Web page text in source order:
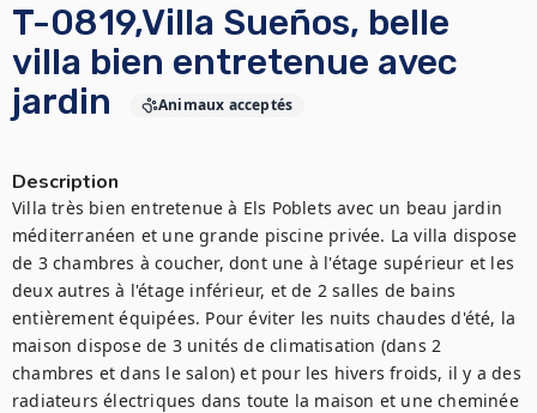
T-0819,Villa Sueños, belle
villa bien entretenue avec
jardin
Animaux acceptés
Description
Villa très bien entretenue à Els Poblets avec un beau jardin
méditerranéen et une grande piscine privée. La villa dispose
de 3 chambres à coucher, dont une à l'étage supérieur et les
deux autres à l'étage inférieur, et de 2 salles de bains
entièrement équipées. Pour éviter les nuits chaudes d'été, la
maison dispose de 3 unités de climatisation (dans 2
chambres et dans le salon) et pour les hivers froids, il y a des
radiateurs électriques dans toute la maison et une cheminée